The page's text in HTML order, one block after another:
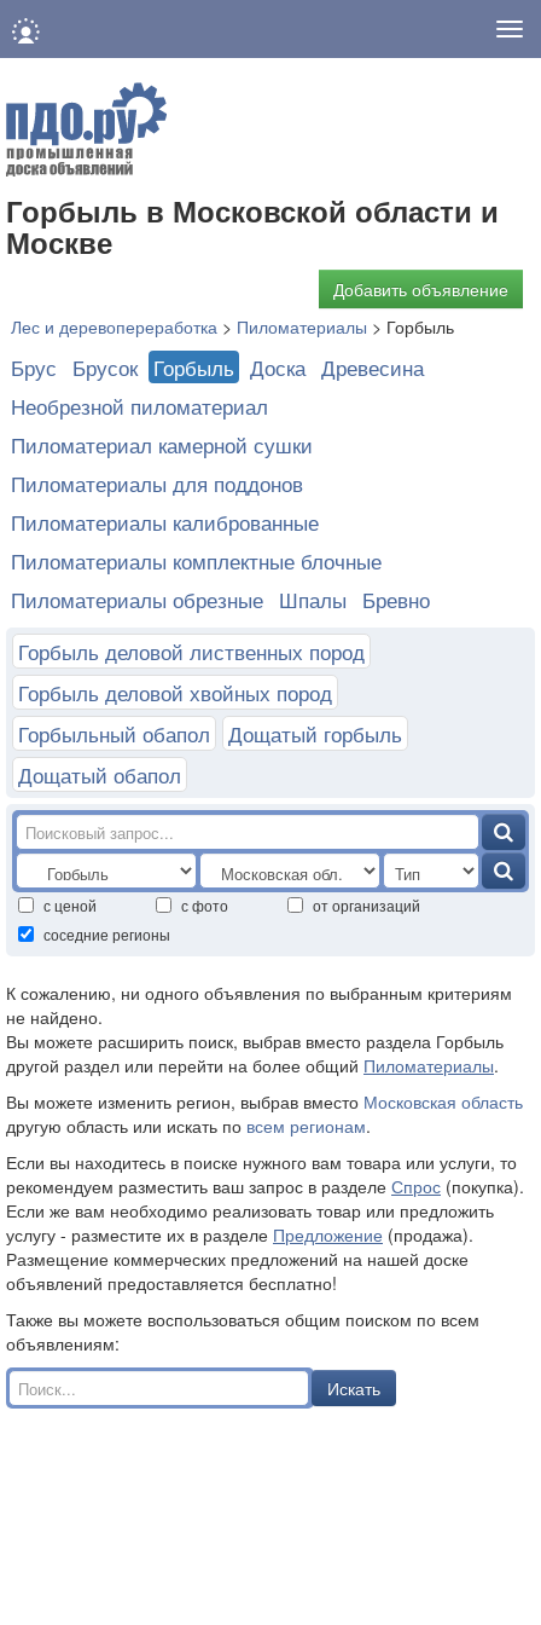
Горбыль в Московской области и
Москве
Добавить объявление
Лес и деревопереработка > Пиломатериалы > Горбыль
Брус Брусок Горбыль Доска Древесина
Необрезной пиломатериал
Пиломатериал камерной сушки
Пиломатериалы для поддонов
Пиломатериалы калиброванные
Пиломатериалы комплектные блочные
Пиломатериалы обрезные Шпалы Бревно
Горбыль деловой лиственных пород
Горбыль деловой хвойных пород
Горбыльный обапол
Дощатый горбыль
Дощатый обапол
с ценой с фото
от организаций
соседние регионы
К сожалению, ни одного объявления по выбранным критериям
не найдено.
Вы можете расширить поиск, выбрав вместо раздела Горбыль
другой раздел или перейти на более общий Пиломатериалы.
Вы можете изменить регион, выбрав вместо Московская область
другую область или искать по всем регионам.
Если вы находитесь в поиске нужного вам товара или услуги, то
рекомендуем разместить ваш запрос в разделе Спрос (покупка).
Если же вам необходимо реализовать товар или предложить
услугу - разместите их в разделе Предложение (продажа).
Размещение коммерческих предложений на нашей доске
объявлений предоставляется бесплатно!
Также вы можете воспользоваться общим поиском по всем
объявлениям:
Искать